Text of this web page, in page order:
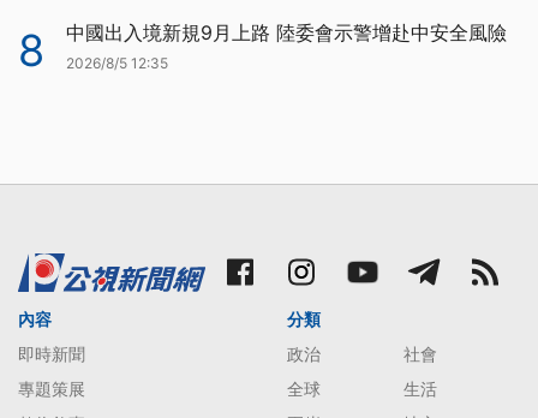
8 中國出入境新規9月上路 陸委會示警增赴中安全風險
2026/8/5 12:35
內容
即時新聞
專題策展
分類
政治
社會
全球
生活